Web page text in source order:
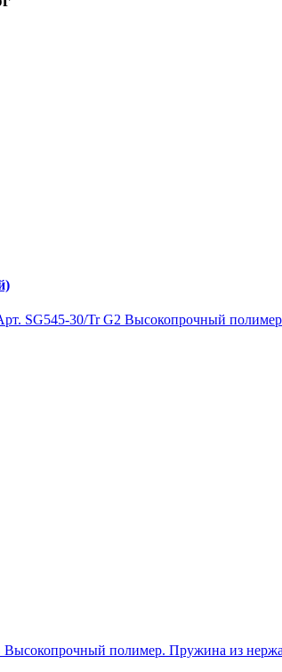
SG545-30/Tr G2 Высокопрочный
полимер. Пружина из